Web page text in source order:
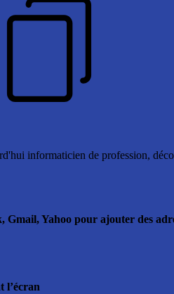
informaticien de profession,
Gmail, Yahoo pour ajouter des
l’écran